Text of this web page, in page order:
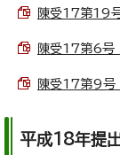
陳受17第19
陳受17第6号
陳受17第9号
平成18年提